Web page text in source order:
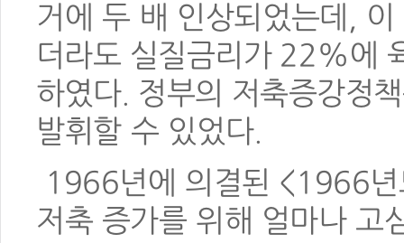
거에 두 배 인상되었는데, 이
더라도 실질금리가 22%에
하였다. 정부의 저축증강정
발휘할 수 있었다.
1966년에 의결된 <1966년
저축 증가를 위해 얼마나 고